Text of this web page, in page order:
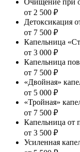
Очищение при
от 2 500 ₽
Детоксикация
от 7 500 ₽
Капельница
от 3 000 ₽
Капельница
от 7 500 ₽
«Двойная»
от 5 000 ₽
«Тройная»
от 7 500 ₽
Капельница от
от 3 500 ₽
Усиленная